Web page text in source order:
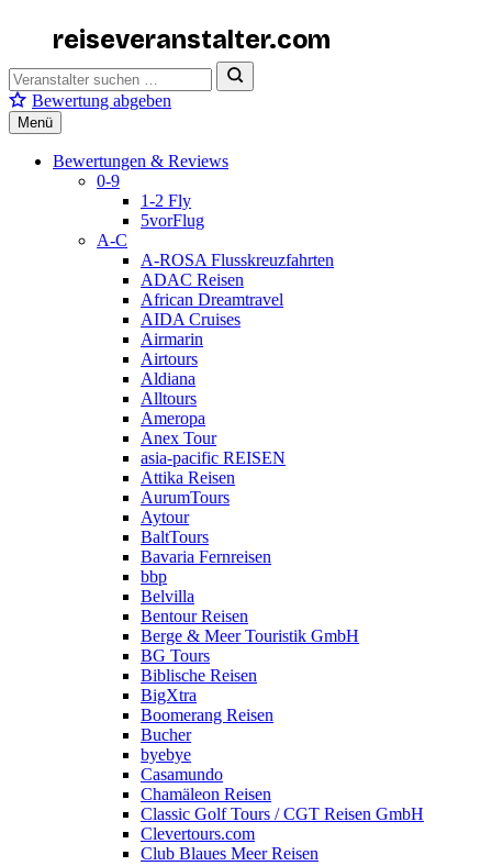
reiseveranstalter.com
Bewertung abgeben
Menü
Bewertungen & Reviews
0-9
1-2 Fly
5vorFlug
A-C
A-ROSA Flusskreuzfahrten
ADAC Reisen
African Dreamtravel
AIDA Cruises
Airmarin
Airtours
Aldiana
Alltours
Ameropa
Anex Tour
asia-pacific REISEN
Attika Reisen
AurumTours
Aytour
BaltTours
Bavaria Fernreisen
bbp
Belvilla
Bentour Reisen
Berge & Meer Touristik GmbH
BG Tours
Biblische Reisen
BigXtra
Boomerang Reisen
Bucher
byebye
Casamundo
Chamäleon Reisen
Classic Golf Tours / CGT Reisen GmbH
Clevertours.com
Club Blaues Meer Reisen